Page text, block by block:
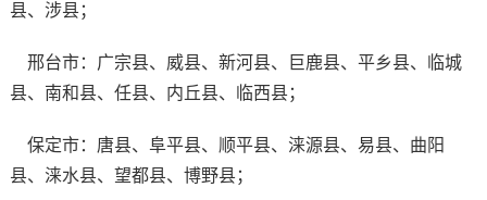
县、涉县；
邢台市：广宗县、威县、新河县、巨鹿县、平乡县、临城
县、南和县、任县、内丘县、临西县；
保定市：唐县、阜平县、顺平县、涞源县、易县、曲阳
县、涞水县、望都县、博野县；